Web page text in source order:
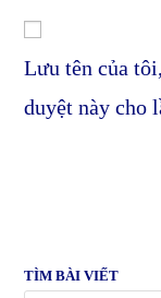
comment
URL
(optional)
Lưu tên của
duyệt này cho
TÌM BÀI VIẾT